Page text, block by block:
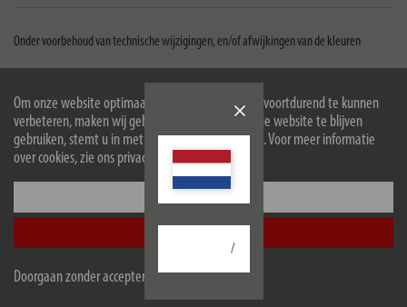
Om onze website optimaal voor u in te richten en voortdurend te kunnen
verbeteren, maken wij gebruik van cookies. Door de website te blijven
gebruiken, stemt u in met het gebruik van cookies. Voor meer informatie
over cookies, zie ons privacybeleid.
Doorgaan zonder accepteren
/
Onder voorbehoud van technische wijzigingen, en/of afwijkingen van de kleuren
Hugo Brennenstuhl GmbH & Co Kommanditgesellschaft
Seestraße 1-3
72074Tübingen
Contact voor eindgebruikers